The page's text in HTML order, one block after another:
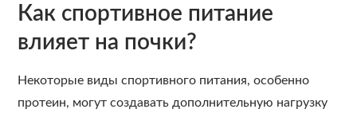
Как спортивное питание
влияет на почки?
Некоторые виды спортивного питания, особенно
протеин, могут создавать дополнительную нагрузку